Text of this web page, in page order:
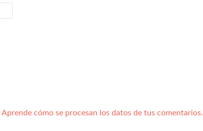
Aprende cómo se procesan los datos de tus comentarios.